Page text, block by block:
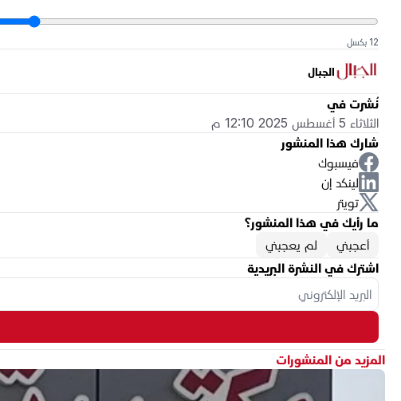
12 بكسل
الجبال
نُشرت في
الثلاثاء 5 أغسطس 2025 12:10 م
شارك هذا المنشور
فيسبوك
لينكد إن
تويتر
ما رأيك في هذا المنشور؟
أعجبني
لم يعجبني
اشترك في النشرة البريدية
المزيد من المنشورات